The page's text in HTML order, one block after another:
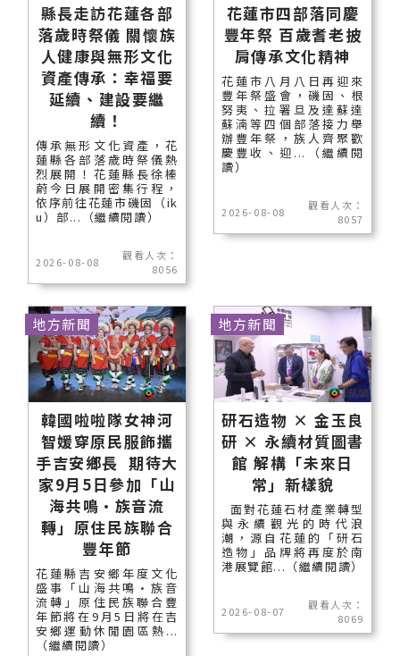
縣長走訪花蓮各部
落歲時祭儀 關懷族
人健康與無形文化
資產傳承：幸福要
延續、建設要繼
續！
傳承無形文化資產，花
蓮縣各部落歲時祭儀熱
烈展開！花蓮縣長徐榛
蔚今日展開密集行程，
依序前往花蓮市磯固（ik
u）部...（繼續閱讀）
2026-08-08
觀看人次：
8056
花蓮市四部落同慶
豐年祭 百歲耆老披
肩傳承文化精神
花蓮市八月八日再迎來
豐年祭盛會，磯固、根
努夷、拉署旦及達蘇達
蘇湳等四個部落接力舉
辦豐年祭，族人齊聚歡
慶豐收、迎...（繼續閱
讀）
2026-08-08
觀看人次：
8057
韓國啦啦隊女神河
智媛穿原民服飾攜
手吉安鄉長 期待大
家9月5日參加「山
海共鳴•族音流
轉」原住民族聯合
豐年節
花蓮縣吉安鄉年度文化
盛事「山海共鳴•族音
流轉」原住民族聯合豐
年節將在9月5日將在吉
安鄉運動休閒園區熱...
（繼續閱讀）
地方新聞
研石造物 × 金玉良
研 × 永續材質圖書
館 解構「未來日
常」新樣貌
面對花蓮石材產業轉型
與永續觀光的時代浪
潮，源自花蓮的「研石
造物」品牌將再度於南
港展覽館...（繼續閱讀）
2026-08-07
觀看人次：
8069
地方新聞